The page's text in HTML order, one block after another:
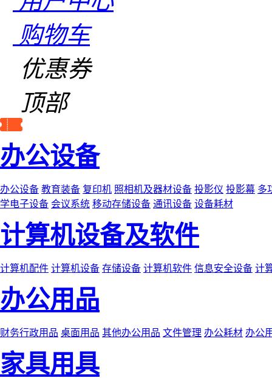
购物车
优惠券
顶部
办公设备
办公设备 教育装备 复印机 照相机及器材设备 投影仪 投影幕 多
学电子设备 会议系统 移动存储设备 通讯设备 设备耗材
计算机设备及软件
计算机配件 计算机设备 存储设备 计算机软件 信息安全设备 计
办公用品
财务行政用品 桌面用品 其他办公用品 文件管理 办公耗材 办公
家具用具